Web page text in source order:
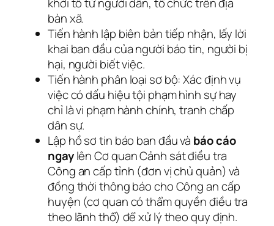
khởi tố từ người dân, tổ chức trên địa
bàn xã.
Tiến hành lập biên bản tiếp nhận, lấy lời
khai ban đầu của người báo tin, người bị
hại, người biết việc.
Tiến hành phân loại sơ bộ: Xác định vụ
việc có dấu hiệu tội phạm hình sự hay
chỉ là vi phạm hành chính, tranh chấp
dân sự.
Lập hồ sơ tin báo ban đầu và báo cáo
ngaylên Cơ quan Cảnh sát điều tra
Công an cấp tỉnh (đơn vị chủ quản) và
đồng thời thông báo cho Công an cấp
huyện (cơ quan có thẩm quyền điều tra
theo lãnh thổ) để xử lý theo quy định.